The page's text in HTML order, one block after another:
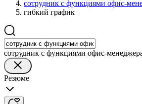
сотрудник с функциями офис-
гибкий график
сотрудник с функциями офис-
Резюме